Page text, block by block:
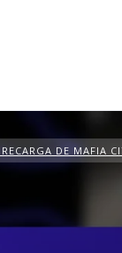
DE MAFIA